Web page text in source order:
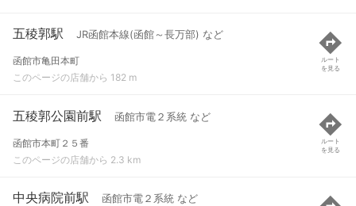
五稜郭駅 JR函館本線(函館～長万部) など
函館市亀田本町
このページの店舗から 182 m
ルート
を見る
五稜郭公園前駅 函館市電２系統 など
函館市本町２５番
このページの店舗から 2.3 km
ルート
を見る
中央病院前駅 函館市電２系統 など